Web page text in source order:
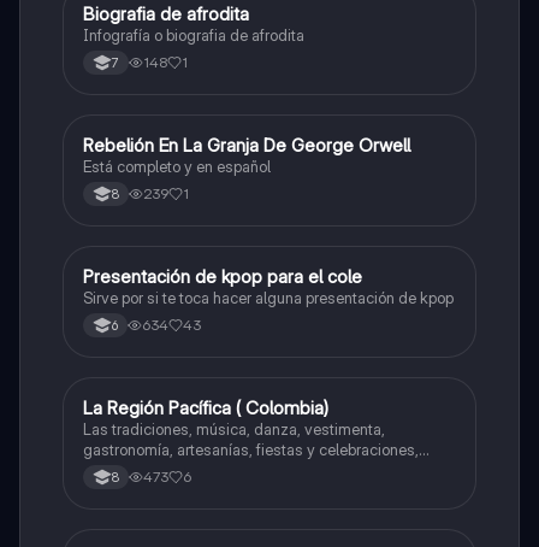
Artes
Biografia de afrodita
Infografía o biografia de afrodita
7 148 1
Sociales/Historia
Rebelión En La Granja De George Orwell
Está completo y en español
8 239 1
Artes
Presentación de kpop para el cole
Sirve por si te toca hacer alguna presentación de kpop
6 634 43
Artes
La Región Pacífica ( Colombia)
Las tradiciones, música, danza, vestimenta,
gastronomía, artesanías, fiestas y celebraciones,
medicina tradicional, ritmos e instrumentos
musicales.
8 473 6